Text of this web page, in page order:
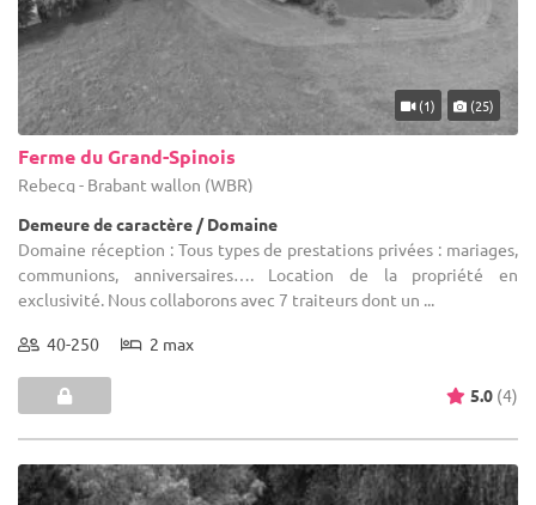
(1) (25)
Ferme du Grand-Spinois
Rebecq - Brabant wallon (WBR)
Demeure de caractère / Domaine
Domaine réception : Tous types de prestations privées : mariages,
communions, anniversaires…. Location de la propriété en
exclusivité. Nous collaborons avec 7 traiteurs dont un ...
40-250 2 max
5.0 (4)